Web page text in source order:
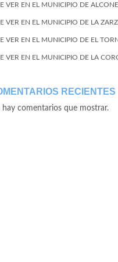
VER EN EL MUNICIPIO DE
VER EN EL MUNICIPIO DE LA
VER EN EL MUNICIPIO DE EL
VER EN EL MUNICIPIO DE LA
RECIENTES
hay comentarios que mostrar.